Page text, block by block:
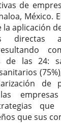
de
México.
la aplicación
directas
de las 24:
de
que sus